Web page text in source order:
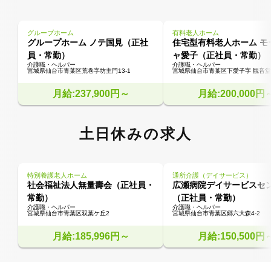
グループホーム
グループホーム ノテ国見（正社
員・常勤）
介護職・ヘルパー
宮城県仙台市青葉区荒巻字坊主門13-1
月給:237,900円～
有料老人ホーム
住宅型有料老人ホーム モ
ャ愛子（正社員・常勤）
介護職・ヘルパー
宮城県仙台市青葉区下愛子字 観音
月給:200,000円
土日休みの求人
特別養護老人ホーム
社会福祉法人無量壽会（正社員・
常勤）
介護職・ヘルパー
宮城県仙台市青葉区双葉ケ丘2
月給:185,996円～
通所介護（デイサービス）
広瀬病院デイサービスセ
（正社員・常勤）
介護職・ヘルパー
宮城県仙台市青葉区郷六大森4-2
月給:150,500円